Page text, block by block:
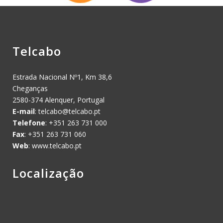
Telcabo
Estrada Nacional Nº1, Km 38,6
Cheganças
2580-374 Alenquer, Portugal
E-mail:telcabo@telcabo.pt
Telefone: +351 263 731 000
Fax: +351 263 731 060
Web: www.telcabo.pt
Localização